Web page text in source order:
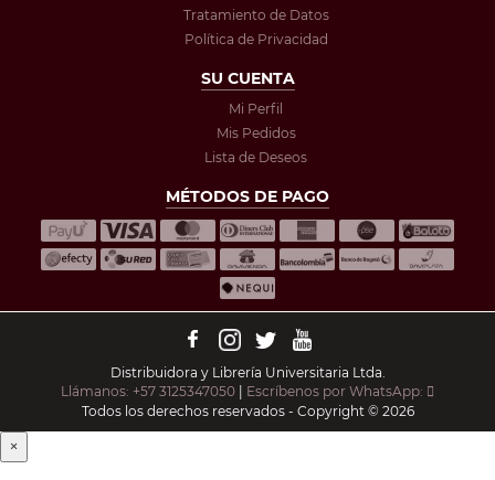
Tratamiento de Datos
Política de Privacidad
SU CUENTA
Mi Perfil
Mis Pedidos
Lista de Deseos
MÉTODOS DE PAGO
Distribuidora y Librería Universitaria Ltda.
Llámanos: +57 3125347050
Escríbenos por WhatsApp:
Todos los derechos reservados - Copyright © 2026
×